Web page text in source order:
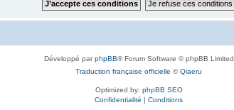
Développé parphpBB® Forum Software © phpBB Limited
Traduction française officielle ©Qiaeru
Optimized by: phpBB SEO
Confidentialité | Conditions